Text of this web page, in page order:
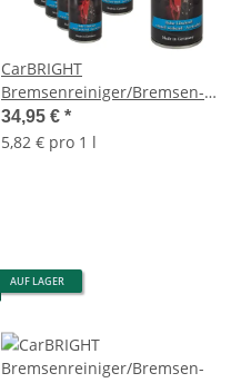
CarBRIGHT
Bremsenreiniger/Bremsen-
und Teilereiniger 12x500ml /
12er Set
34,95 € *
5,82 € pro 1 l
AUF LAGER